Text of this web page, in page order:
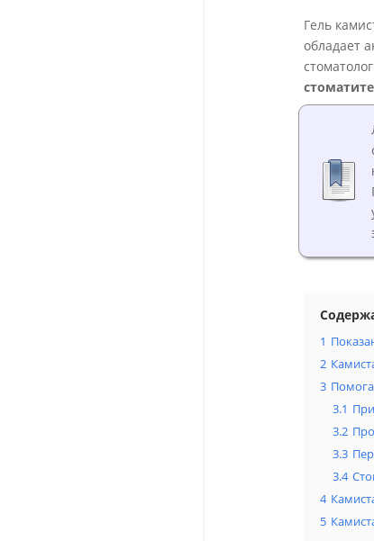
Гель
обладает
1
2
3
3.1
3.2
3.3
3.4
4
5